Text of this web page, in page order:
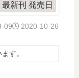
2020-10-26
09
す。